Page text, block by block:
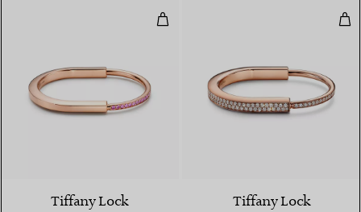
Armreif in Roségold mit rosa
Tiffany Lock Tiffany Lock